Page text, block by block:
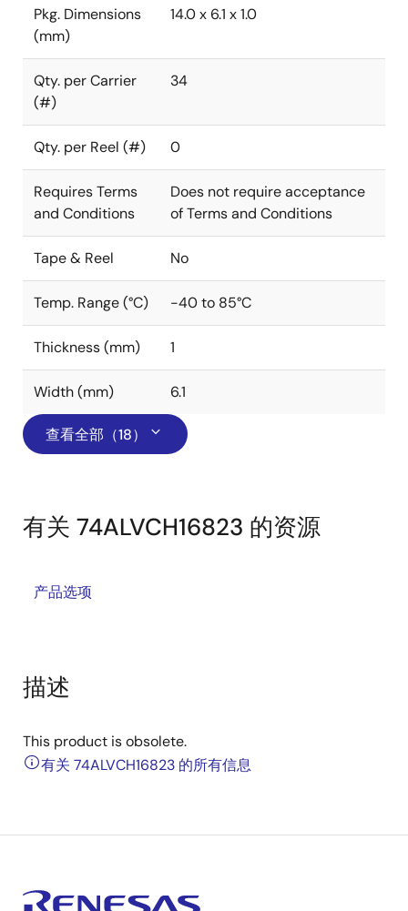
Pkg. Dimensions
(mm)
14.0 x 6.1 x 1.0
Qty. per Carrier
(#)
34
Qty. per Reel (#) 0
Requires Terms
and Conditions
Does not require acceptance
of Terms and Conditions
Tape & Reel No
Temp. Range (°C) -40 to 85°C
Thickness (mm) 1
Width (mm) 6.1
查看全部（18）
有关 74ALVCH16823 的资源
产品选项
描述
This product is obsolete.
有关 74ALVCH16823 的所有信息